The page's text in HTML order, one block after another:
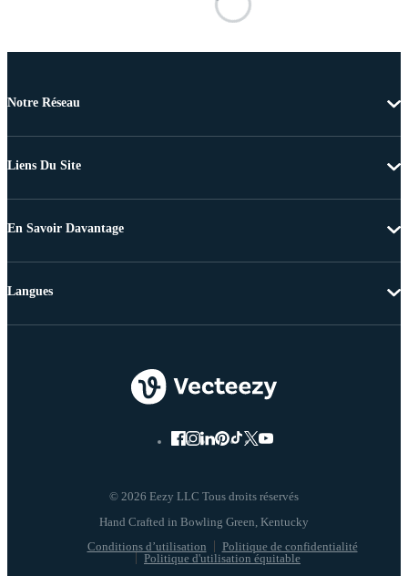
Notre Réseau
Liens Du Site
En Savoir Davantage
© 2026 Eezy LLC Tous droits réservés
Conditions d’utilisation
Politique de confidentialité
Politique d'utilisation équitable
Langues